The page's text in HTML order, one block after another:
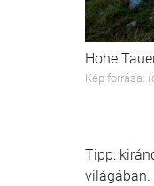
Hohe
Kép forrása:
Tipp:
világában.